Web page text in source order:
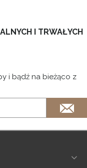
I TRWAŁYCH
i bądź na bieżąco z